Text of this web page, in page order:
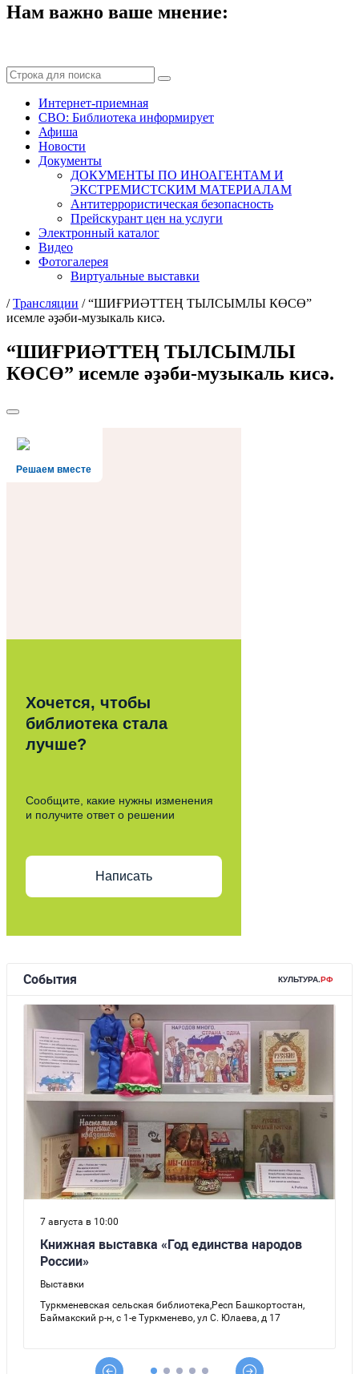
Нам важно ваше мнение:
Интернет-приемная
СВО: Библиотека информирует
Афиша
Новости
Документы
ДОКУМЕНТЫ ПО ИНОАГЕНТАМ И
ЭКСТРЕМИСТСКИМ МАТЕРИАЛАМ
Антитеррористическая безопасность
Прейскурант цен на услуги
Электронный каталог
Видео
Фотогалерея
Виртуальные выставки
/Трансляции /“ШИҒРИӘТТЕҢ ТЫЛСЫМЛЫ КӨСӨ”
исемле әҙәби-музыкаль кисә.
“ШИҒРИӘТТЕҢ ТЫЛСЫМЛЫ
КӨСӨ” исемле әҙәби-музыкаль кисә.
Решаем вместе
Хочется, чтобы
библиотека стала
лучше?
Сообщите, какие нужны изменения
и получите ответ о решении
Написать